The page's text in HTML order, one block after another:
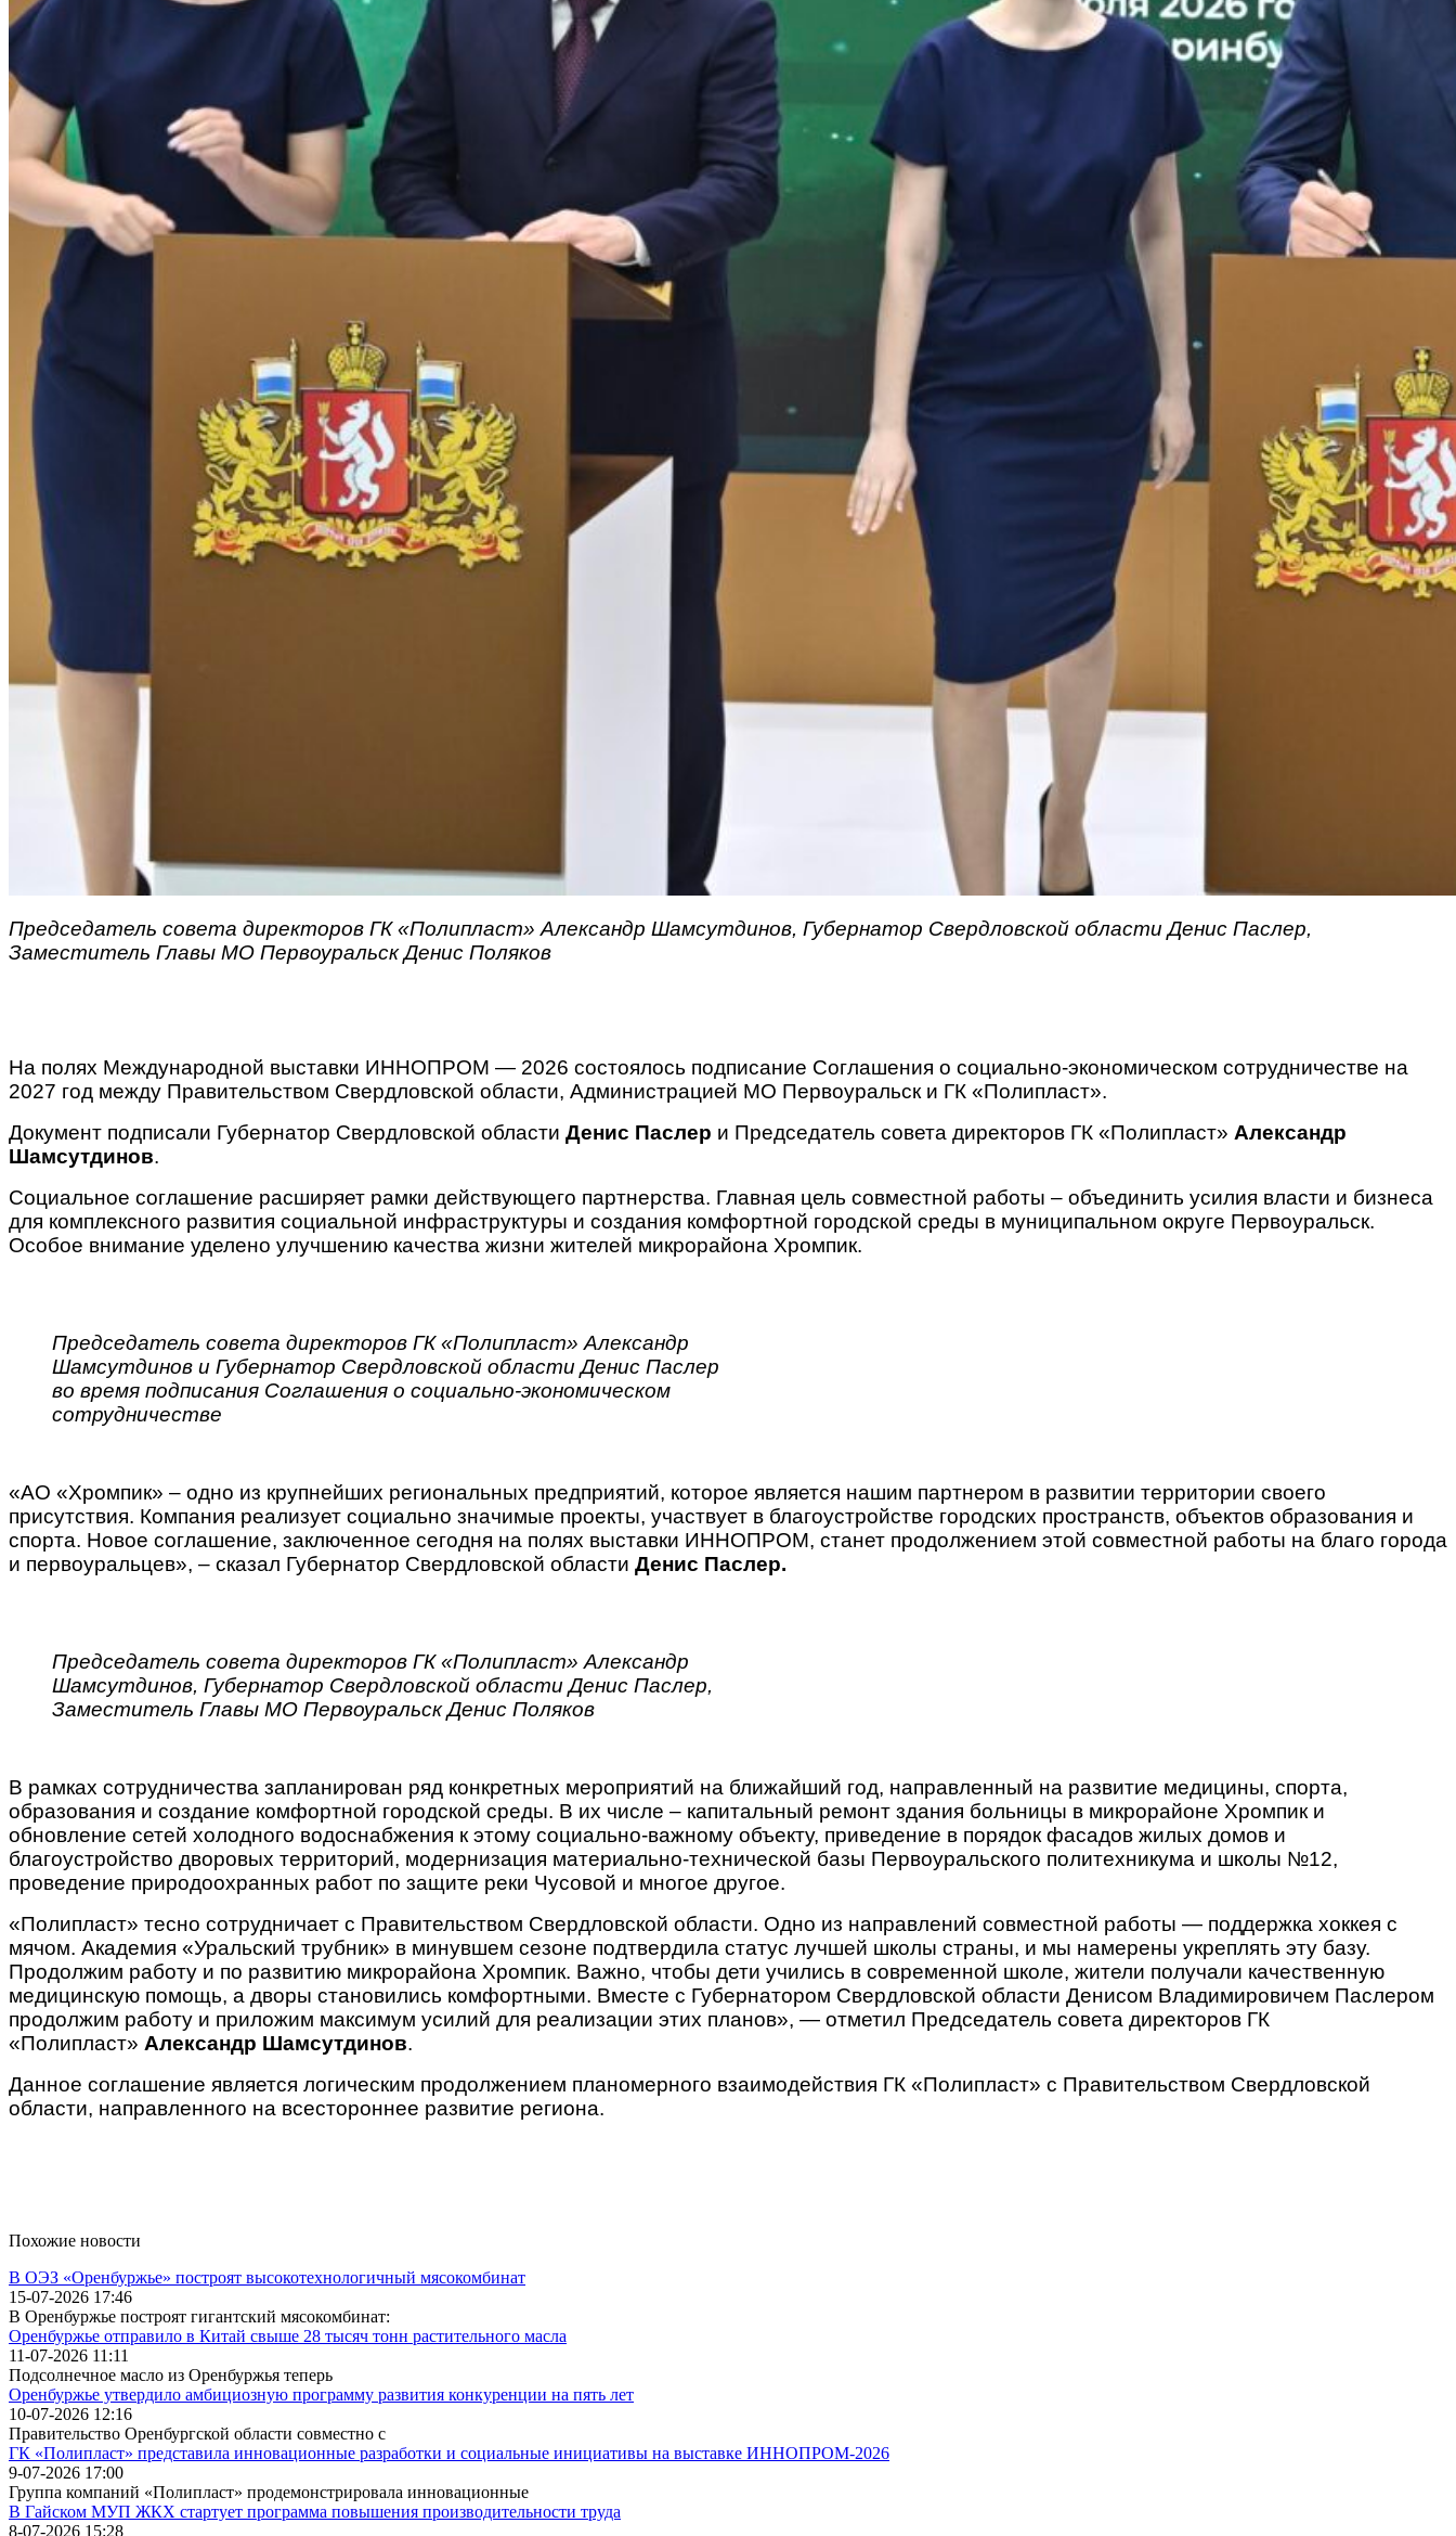
Председатель совета директоров ГК «Полипласт» Александр Шамсутдинов, Губернатор Свердловской области Денис Паслер,
Заместитель Главы МО Первоуральск Денис Поляков
На полях Международной выставки ИННОПРОМ — 2026 состоялось подписание Соглашения о социально-экономическом сотрудничестве на
2027 год между Правительством Свердловской области, Администрацией МО Первоуральск и ГК «Полипласт».
Документ подписали Губернатор Свердловской области Денис Паслер и Председатель совета директоров ГК «Полипласт» Александр
Шамсутдинов.
Социальное соглашение расширяет рамки действующего партнерства. Главная цель совместной работы – объединить усилия власти и бизнеса
для комплексного развития социальной инфраструктуры и создания комфортной городской среды в муниципальном округе Первоуральск.
Особое внимание уделено улучшению качества жизни жителей микрорайона Хромпик.
Председатель совета директоров ГК «Полипласт» Александр
Шамсутдинов и Губернатор Свердловской области Денис Паслер
во время подписания Соглашения о социально-экономическом
сотрудничестве
«АО «Хромпик» – одно из крупнейших региональных предприятий, которое является нашим партнером в развитии территории своего
присутствия. Компания реализует социально значимые проекты, участвует в благоустройстве городских пространств, объектов образования и
спорта. Новое соглашение, заключенное сегодня на полях выставки ИННОПРОМ, станет продолжением этой совместной работы на благо города
и первоуральцев», – сказал Губернатор Свердловской области Денис Паслер.
Председатель совета директоров ГК «Полипласт» Александр
Шамсутдинов, Губернатор Свердловской области Денис Паслер,
Заместитель Главы МО Первоуральск Денис Поляков
В рамках сотрудничества запланирован ряд конкретных мероприятий на ближайший год, направленный на развитие медицины, спорта,
образования и создание комфортной городской среды. В их числе – капитальный ремонт здания больницы в микрорайоне Хромпик и
обновление сетей холодного водоснабжения к этому социально-важному объекту, приведение в порядок фасадов жилых домов и
благоустройство дворовых территорий, модернизация материально-технической базы Первоуральского политехникума и школы №12,
проведение природоохранных работ по защите реки Чусовой и многое другое.
«Полипласт» тесно сотрудничает с Правительством Свердловской области. Одно из направлений совместной работы — поддержка хоккея с
мячом. Академия «Уральский трубник» в минувшем сезоне подтвердила статус лучшей школы страны, и мы намерены укреплять эту базу.
Продолжим работу и по развитию микрорайона Хромпик. Важно, чтобы дети учились в современной школе, жители получали качественную
медицинскую помощь, а дворы становились комфортными. Вместе с Губернатором Свердловской области Денисом Владимировичем Паслером
продолжим работу и приложим максимум усилий для реализации этих планов», — отметил Председатель совета директоров ГК
«Полипласт» Александр Шамсутдинов.
Данное соглашение является логическим продолжением планомерного взаимодействия ГК «Полипласт» с Правительством Свердловской
области, направленного на всестороннее развитие региона.
Похожие новости
В ОЭЗ «Оренбуржье» построят высокотехнологичный мясокомбинат
15-07-2026 17:46
В Оренбуржье построят гигантский мясокомбинат:
Оренбуржье отправило в Китай свыше 28 тысяч тонн растительного масла
11-07-2026 11:11
Подсолнечное масло из Оренбуржья теперь
Оренбуржье утвердило амбициозную программу развития конкуренции на пять лет
10-07-2026 12:16
Правительство Оренбургской области совместно с
ГК «Полипласт» представила инновационные разработки и социальные инициативы на выставке ИННОПРОМ-2026
9-07-2026 17:00
Группа компаний «Полипласт» продемонстрировала инновационные
В Гайском МУП ЖКХ стартует программа повышения производительности труда
8-07-2026 15:28